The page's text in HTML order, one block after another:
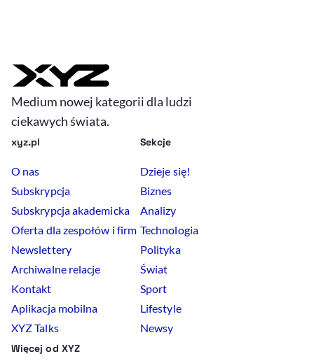
Medium nowej kategorii dla ludzi
ciekawych świata.
xyz.pl
O nas
Subskrypcja
Subskrypcja akademicka
Oferta dla zespołów i firm
Newslettery
Archiwalne relacje
Kontakt
Aplikacja mobilna
XYZ Talks
Sekcje
Dzieje się!
Biznes
Analizy
Technologia
Polityka
Świat
Sport
Lifestyle
Newsy
Więcej od XYZ